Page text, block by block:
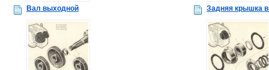
Вал выходной Задняя крышка